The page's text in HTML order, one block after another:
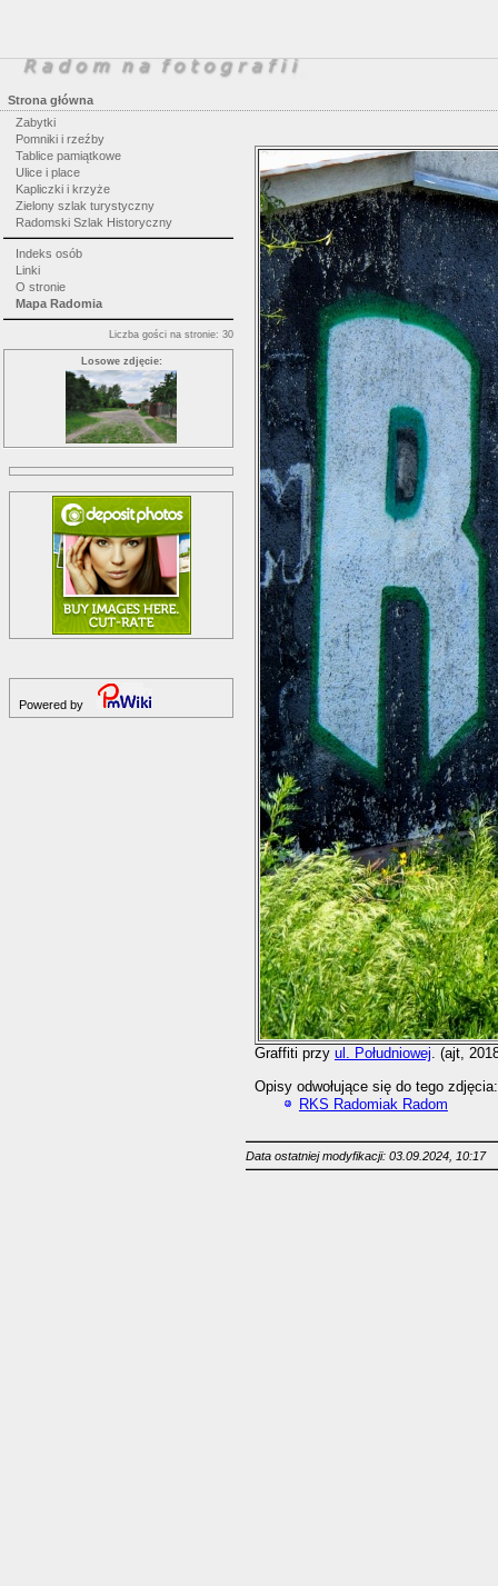
Strona główna
Zabytki
Pomniki i rzeźby
Tablice pamiątkowe
Ulice i place
Kapliczki i krzyże
Zielony szlak turystyczny
Radomski Szlak Historyczny
Indeks osób
Linki
O stronie
Mapa Radomia
Liczba gości na stronie: 30
Losowe zdjęcie:
Powered by
Graffiti przy ul. Południowej . (ajt,
Opisy odwołujące się do tego zdjęcia:
RKS Radomiak Radom
Data ostatniej modyfikacji: 03.09.2024, 10:17